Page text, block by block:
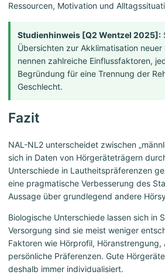
Ressourcen, Motivation und
Studienhinweis [Q2 Wentzel 2025]:
Übersichten zur Akklimatisation
nennen zahlreiche Einflussfaktoren,
Begründung für eine Trennung der
Geschlecht.
Fazit
NAL-NL2 unterscheidet zwischen
sich in Daten von Hörgeräteträgern
Unterschiede in Lautheitspräferenzen
eine pragmatische Verbesserung des
Aussage über grundlegend andere
Biologische Unterschiede lassen sich in
Versorgung sind sie meist weniger
Faktoren wie Hörprofil, Höranstrengung,
persönliche Präferenzen. Gute
deshalb immer individualisiert.